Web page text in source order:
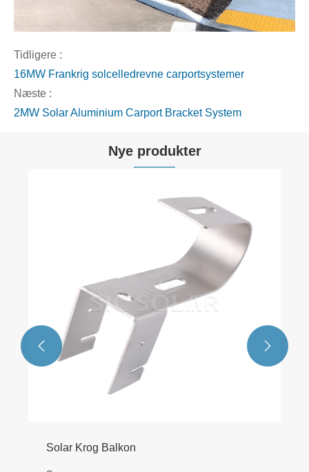
Tidligere :
16MW Frankrig solcelledrevne carportsystemer
Næste :
2MW Solar Aluminium Carport Bracket System
Nye produkter
Solar Krog Balkon
 